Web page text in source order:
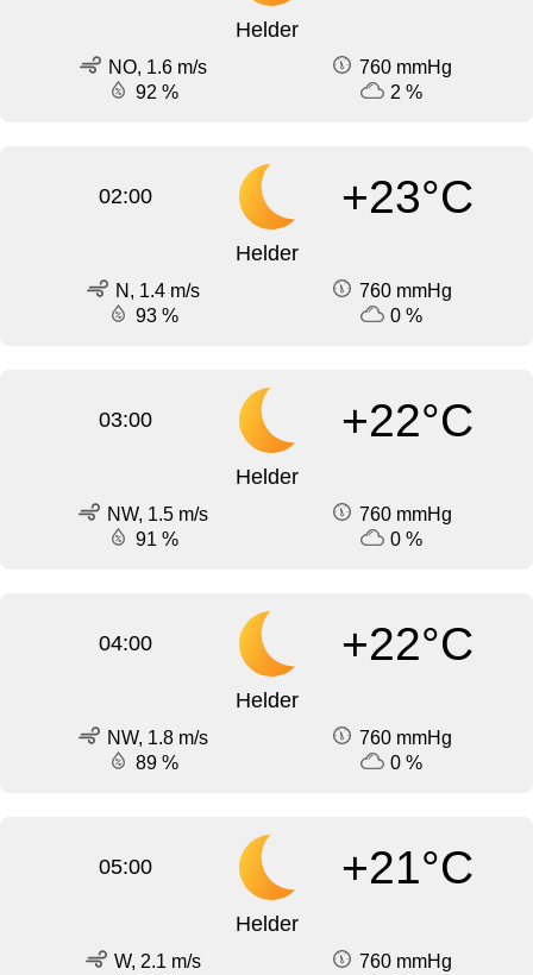
Helder
NO, 1.6 m/s
760 mmHg
92 %
2 %
02:00 +23°C
Helder
N, 1.4 m/s
760 mmHg
93 %
0 %
03:00 +22°C
Helder
NW, 1.5 m/s
760 mmHg
91 %
0 %
04:00 +22°C
Helder
NW, 1.8 m/s
760 mmHg
89 %
0 %
05:00 +21°C
Helder
W, 2.1 m/s
760 mmHg